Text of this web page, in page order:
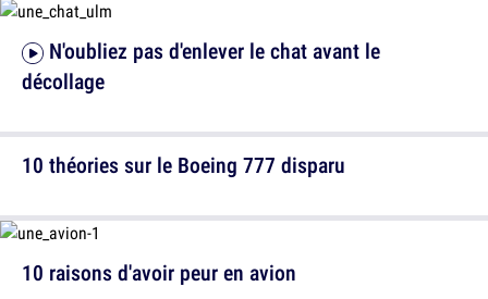
décollage
10 raisons d'avoir peur en avion
10 théories sur le Boeing 777 disparu